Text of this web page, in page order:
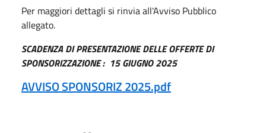
Per maggiori dettagli si rinvia all'Avviso Pubblico
allegato.
SCADENZA DI PRESENTAZIONE DELLE OFFERTE DI
SPONSORIZZAZIONE : 15 GIUGNO 2025
AVVISO SPONSORIZ 2025.pdf